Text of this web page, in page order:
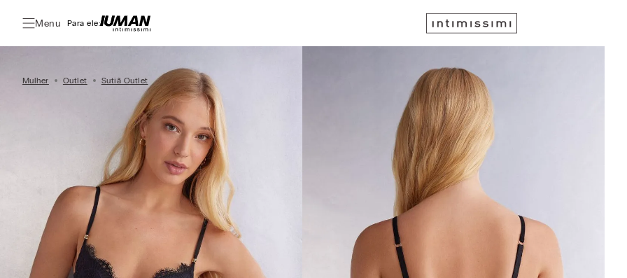
Menu Para ele:
Mulher Outlet Sutiã Outlet